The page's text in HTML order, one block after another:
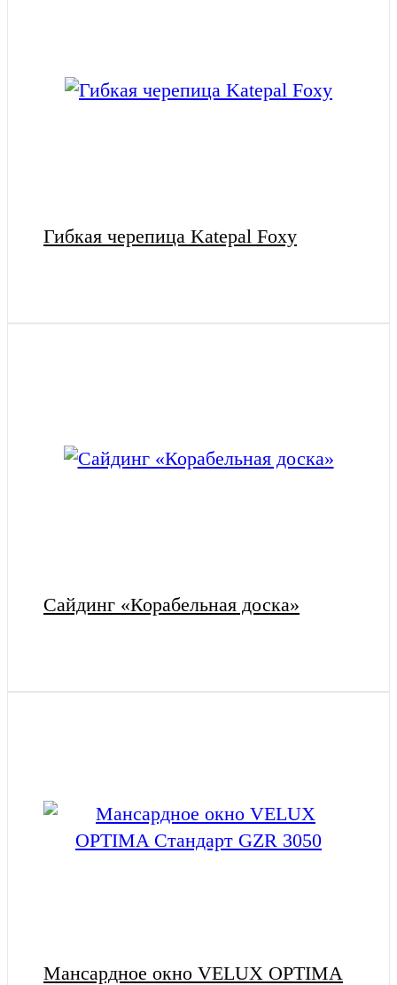
Гибкая черепица Katepal Foxy
Сайдинг «Корабельная доска»
Мансардное окно VELUX OPTIMA